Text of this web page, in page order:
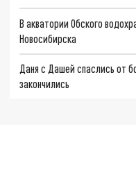
В акватории Обского
Новосибирска
Даня с Дашей спаслись от
закончились